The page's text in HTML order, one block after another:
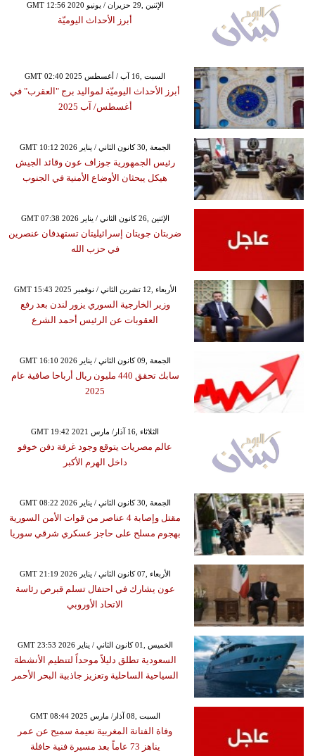
GMT 12:56 2020 الإثنين ,29 حزيران / يونيو
أبرز الأحداث اليوميّة
GMT 02:40 2025 السبت ,16 آب / أغسطس
أبرز الأحداث اليوميّة لمواليد برج "العقرب" في
أغسطس/ آب 2025
GMT 10:12 2026 الجمعة ,30 كانون الثاني / يناير
رئيس الجمهورية جوزاف عون وقائد الجيش
هيكل يبحثان الأوضاع الأمنية في الجنوب
GMT 07:38 2026 الإثنين ,26 كانون الثاني / يناير
ضربتان جويتان إسرائيليتان تستهدفان عنصرين
في حزب الله
GMT 15:43 2025 الأربعاء ,12 تشرين الثاني / نوفمبر
وزير الخارجية السوري يزور لندن بعد رفع
العقوبات عن الرئيس أحمد الشرع
GMT 16:10 2026 الجمعة ,09 كانون الثاني / يناير
سابك تحقق 440 مليون ريال أرباحا صافية عام
2025
GMT 19:42 2021 الثلاثاء ,16 آذار/ مارس
عالم مصريات يتوقع وجود غرفة دفن خوفو
داخل الهرم الأكبر
GMT 08:22 2026 الجمعة ,30 كانون الثاني / يناير
مقتل وإصابة 4 عناصر من قوات الأمن السورية
بهجوم مسلح على حاجز عسكري شرقي سوريا
GMT 21:19 2026 الأربعاء ,07 كانون الثاني / يناير
عون يشارك في احتفال تسلم قبرص رئاسة
الاتحاد الأوروبي
GMT 23:53 2026 الخميس ,01 كانون الثاني / يناير
السعودية تطلق دليلاً موحداً لتنظيم الأنشطة
السياحية الساحلية وتعزيز جاذبية البحر الأحمر
GMT 08:44 2025 السبت ,08 آذار/ مارس
وفاة الفنانة المغربية نعيمة سميح عن عمر
يناهز 73 عاماً بعد مسيرة فنية حافلة